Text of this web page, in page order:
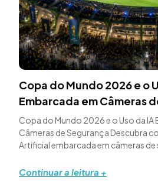
Copa do Mundo 2026 e o
Embarcada em Câmeras
Copa do Mundo 2026 e o Uso da IA
Câmeras de Segurança Descubra
Artificial embarcada em câmeras de
Continuar a leitura +